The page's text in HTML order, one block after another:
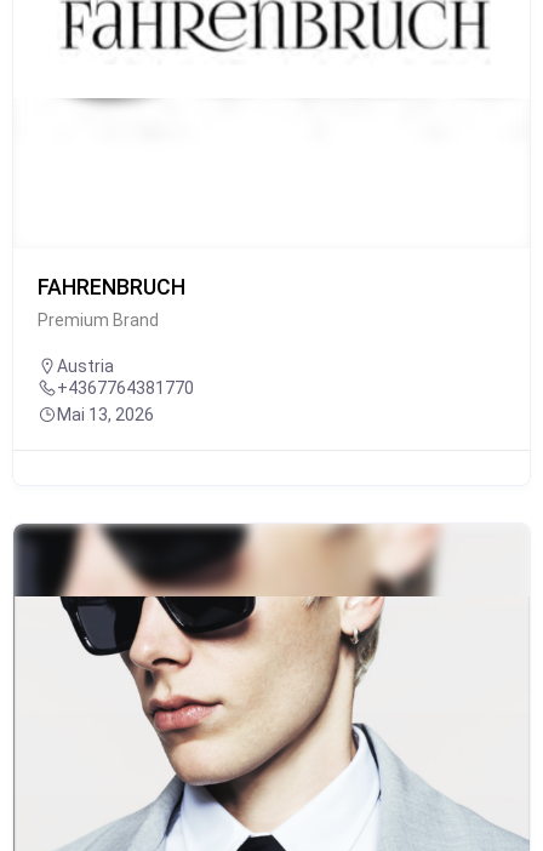
FAHRENBRUCH
Premium Brand
Austria
+4367764381770
Mai 13, 2026